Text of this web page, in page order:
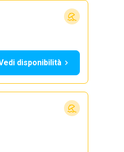
disponibilità